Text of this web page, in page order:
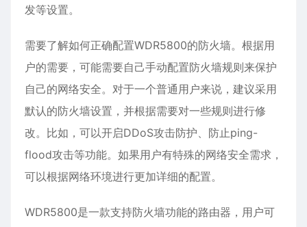
发等设置。
需要了解如何正确配置WDR5800的防火墙。根据用
户的需要，可能需要自己手动配置防火墙规则来保护
自己的网络安全。对于一个普通用户来说，建议采用
默认的防火墙设置，并根据需要对一些规则进行修
改。比如，可以开启DDoS攻击防护、防止ping-
flood攻击等功能。如果用户有特殊的网络安全需求，
可以根据网络环境进行更加详细的配置。
WDR5800是一款支持防火墙功能的路由器，用户可